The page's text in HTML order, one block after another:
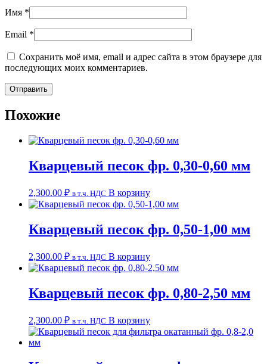
Имя *
Email *
Сохранить моё имя, email и адрес сайта в этом браузере для
последующих моих комментариев.
Похожие
Кварцевый песок фр. 0,30-0,60 мм
2,300.00 ₽ в т.ч. НДС В корзину
Кварцевый песок фр. 0,50-1,00 мм
2,300.00 ₽ в т.ч. НДС В корзину
Кварцевый песок фр. 0,80-2,50 мм
2,300.00 ₽ в т.ч. НДС В корзину